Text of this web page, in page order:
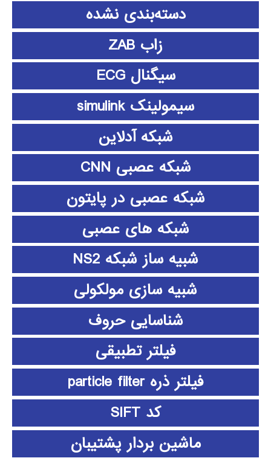
دسته‌بندی نشده
زاب ZAB
سیگنال ECG
سیمولینک simulink
شبکه آدلاین
شبکه عصبی CNN
شبکه عصبی در پایتون
شبکه های عصبی
شبیه ساز شبکه NS2
شبیه سازی مولکولی
شناسایی حروف
فیلتر تطبیقی
فیلتر ذره particle filter
کد SIFT
ماشین بردار پشتیبان